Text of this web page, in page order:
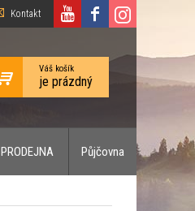
Kontakt
Váš košík
je prázdný
PRODEJNA Půjčovna